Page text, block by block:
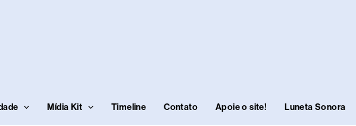
Mídia Kit Timeline Contato Apoie o site! Luneta Sonora